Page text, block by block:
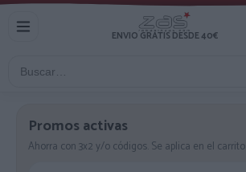
ENVIO GRATIS DESDE 40€
Promos activas
Ahorra con 3x2 y/o códigos. Se aplica en el carrito.